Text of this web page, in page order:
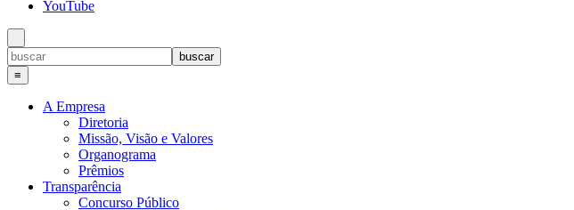
YouTube
≡
A Empresa
Diretoria
Missão, Visão e Valores
Organograma
Prêmios
Transparência
Concurso Público